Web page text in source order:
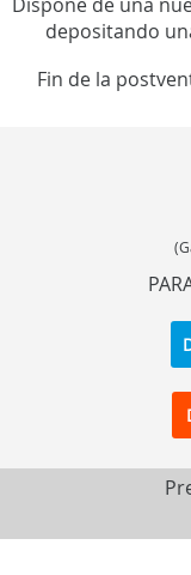
depositando
Fin de la